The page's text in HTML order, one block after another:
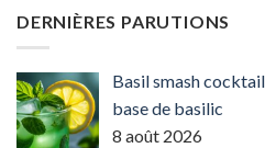
DERNIÈRES PARUTIONS
Basil smash
base de basilic
8 août 2026